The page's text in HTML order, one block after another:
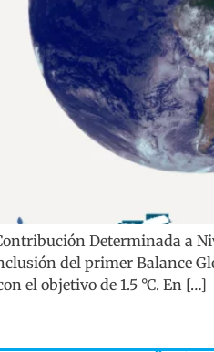
Determinada a
del primer Balance
el objetivo de 1.5 °C. En […]